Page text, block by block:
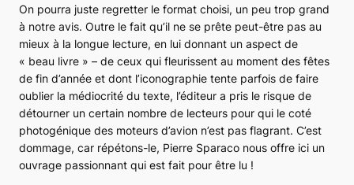
On pourra juste regretter le format choisi, un peu trop grand
à notre avis. Outre le fait qu’il ne se prête peut-être pas au
mieux à la longue lecture, en lui donnant un aspect de
« beau livre » – de ceux qui fleurissent au moment des fêtes
de fin d’année et dont l’iconographie tente parfois de faire
oublier la médiocrité du texte, l’éditeur a pris le risque de
détourner un certain nombre de lecteurs pour qui le coté
photogénique des moteurs d’avion n’est pas flagrant. C’est
dommage, car répétons-le, Pierre Sparaco nous offre ici un
ouvrage passionnant qui est fait pour être lu !